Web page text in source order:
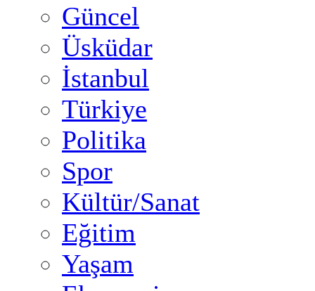
Güncel
Üsküdar
İstanbul
Türkiye
Politika
Spor
Kültür/Sanat
Eğitim
Yaşam